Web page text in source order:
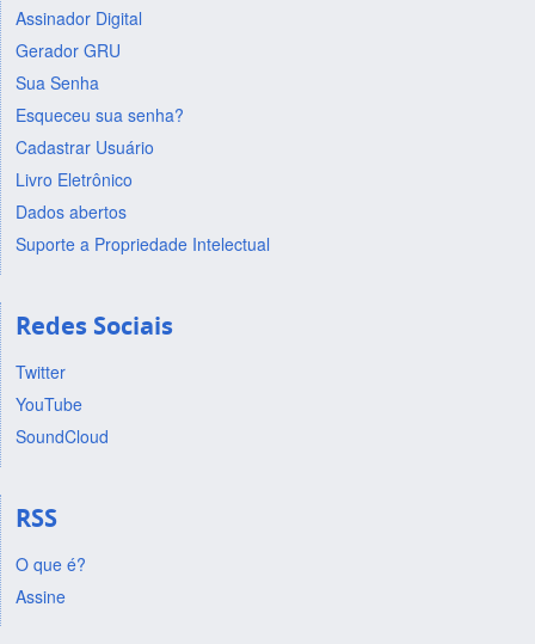
Assinador Digital
Gerador GRU
Sua Senha
Esqueceu sua senha?
Cadastrar Usuário
Livro Eletrônico
Dados abertos
Suporte a Propriedade Intelectual
Redes Sociais
Twitter
YouTube
SoundCloud
RSS
O que é?
Assine